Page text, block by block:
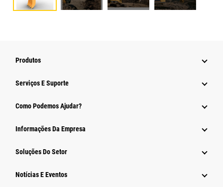
Produtos
Serviços E Suporte
Como Podemos Ajudar?
Informações Da Empresa
Soluções Do Setor
Notícias E Eventos